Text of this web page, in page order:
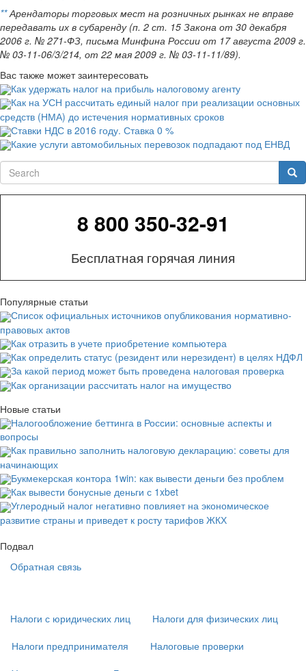
**Арендаторы торговых мест на розничных рынках не вправе
передавать их в субаренду (п. 2 ст. 15 Закона от 30 декабря
2006 г. № 271-ФЗ, письма Минфина России от 17 августа 2009 г.
№ 03-11-06/3/214, от 22 мая 2009 г. № 03-11-11/89).
Вас также может заинтересовать
Как удержать налог на прибыль налоговому агенту
Как на УСН рассчитать единый налог при реализации основных
средств (НМА) до истечения нормативных сроков
Ставки НДС в 2016 году. Ставка 0 %
Какие услуги автомобильных перевозок подпадают под ЕНВД
Search
8 800 350-32-91
Бесплатная горячая линия
Популярные статьи
Список официальных источников опубликования нормативно-
правовых актов
Как отразить в учете приобретение компьютера
Как определить статус (резидент или нерезидент) в целях НДФЛ
За какой период может быть проведена налоговая проверка
Как организации рассчитать налог на имущество
Новые статьи
Налогообложение беттинга в России: основные аспекты и
вопросы
Как правильно заполнить налоговую декларацию: советы для
начинающих
Букмекерская контора 1win: как вывести деньги без проблем
Как вывести бонусные деньги с 1xbet
Углеродный налог негативно повлияет на экономическое
развитие страны и приведет к росту тарифов ЖКХ
Подвал
Обратная связь
подвале)
Налоги с юридических лиц
Налоги для физических лиц
Налоги предпринимателя
Налоговые проверки